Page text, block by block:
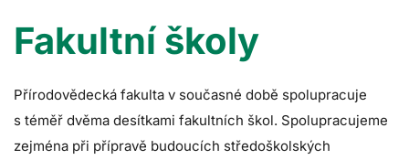
Fakultní školy
Přírodovědecká fakulta v současné době spolupracuje
s téměř dvěma desítkami fakultních škol. Spolupracujeme
zejména při přípravě budoucích středoškolských